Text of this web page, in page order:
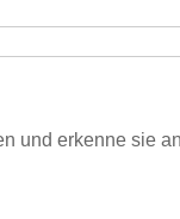
und erkenne sie